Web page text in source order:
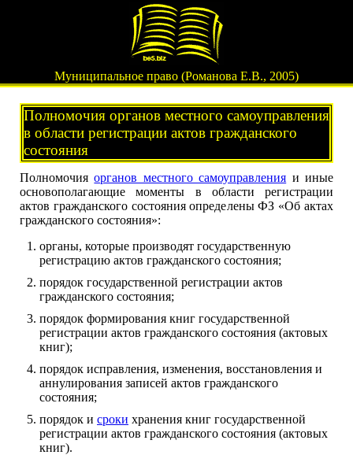
Муниципальное право (Романова Е.В., 2005)
Полномочия органов местного самоуправления
в области регистрации актов гражданского
состояния
Полномочияорганов местного самоуправления и иные
основополагающие моменты в области регистрации
актов гражданского состояния определены ФЗ «Об актах
гражданского состояния»:
органы, которые производят государственную
регистрацию актов гражданского состояния;
порядок государственной регистрации актов
гражданского состояния;
порядок формирования книг государственной
регистрации актов гражданского состояния (актовых
книг);
порядок исправления, изменения, восстановления и
аннулирования записей актов гражданского
состояния;
порядок и сроки хранения книг государственной
регистрации актов гражданского состояния (актовых
книг).